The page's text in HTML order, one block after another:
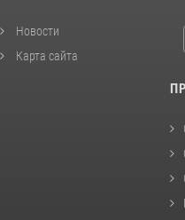
Новости
Карта сайта